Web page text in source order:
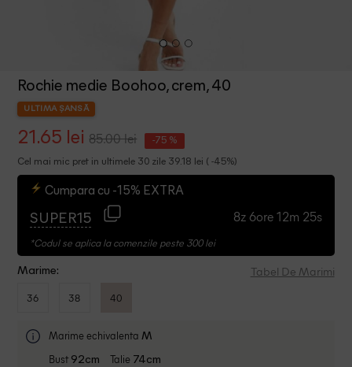
Rochie medie Boohoo, crem, 40
ULTIMA ȘANSĂ
21.65 lei 85.00 lei -75 %
Cel mai mic pret in ultimele 30 zile 39.18 lei ( -45%)
Cumpara cu -15% EXTRA
SUPER15 8z 6ore 12m 25s
*Codul se aplica la comenzile peste 300 lei
Marime: Tabel De Marimi
36 38 40
Marime echivalenta M
Bust 92cm Talie 74cm